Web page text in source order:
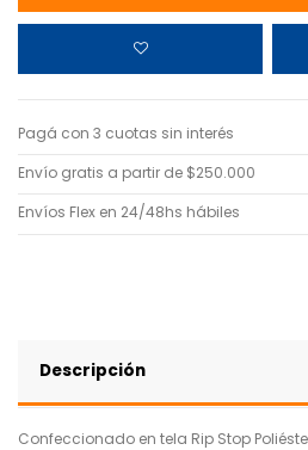
Pagá con 3 cuotas sin interés
Envío gratis a partir de $250.000
Envíos Flex en 24/48hs hábiles
Descripción
Confeccionado en tela Rip Stop